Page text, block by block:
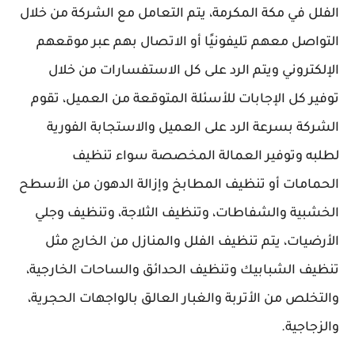
الفلل في مكة المكرمة، يتم التعامل مع الشركة من خلال
التواصل معهم تليفونيًا أو الاتصال بهم عبر موقعهم
الإلكتروني ويتم الرد على كل الاستفسارات من خلال
توفير كل الإجابات للأسئلة المتوقعة من العميل، تقوم
الشركة بسرعة الرد على العميل والاستجابة الفورية
لطلبه وتوفير العمالة المخصصة سواء تنظيف
الحمامات أو تنظيف المطابخ وإزالة الدهون من الأسطح
الخشبية والشفاطات، وتنظيف الثلاجة، وتنظيف وجلي
الأرضيات، يتم تنظيف الفلل والمنازل من الخارج مثل
تنظيف الشبابيك وتنظيف الحدائق والساحات الخارجية،
والتخلص من الأتربة والغبار العالق بالواجهات الحجرية،
والزجاجية.